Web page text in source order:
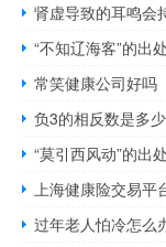
肾虚导致的耳鸣会
“不知辽海客”的出
常笑健康公司好吗
负3的相反数是多少
“莫引西风动”的出
上海健康险交易平
过年老人怕冷怎么